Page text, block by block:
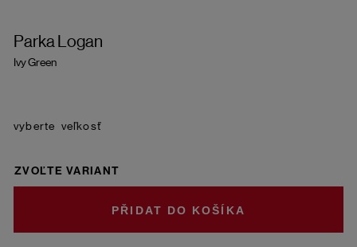
Parka Logan
Ivy Green
veľkosť
ZVOĽTE VARIANT
DO KOŠÍKA